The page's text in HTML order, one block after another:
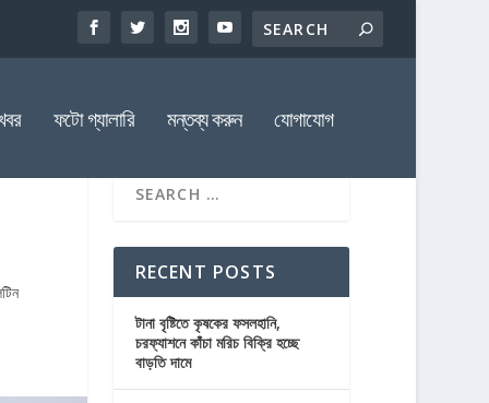
ফটো গ্যালারি মন্তব্য করুন যোগাযোগ
RECENT POSTS
টানা বৃষ্টিতে কৃষকের ফসলহানি,
চরফ্যাশনে কাঁচা মরিচ বিক্রি হচ্ছে
বাড়তি দামে